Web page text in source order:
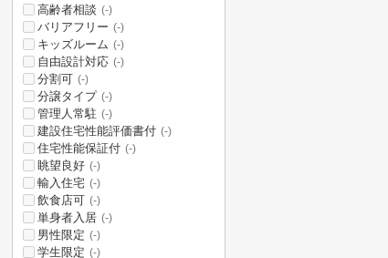
高齢者相談 (-)
バリアフリー (-)
キッズルーム (-)
自由設計対応 (-)
分割可 (-)
分譲タイプ (-)
管理人常駐 (-)
建設住宅性能評価書付 (-)
住宅性能保証付 (-)
眺望良好 (-)
輸入住宅 (-)
飲食店可 (-)
単身者入居 (-)
男性限定 (-)
学生限定 (-)